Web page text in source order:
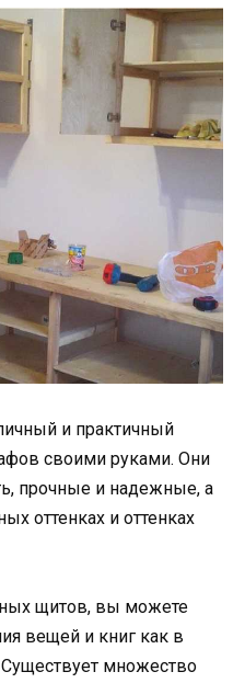
и практичный
своими руками. Они
прочные и надежные, а
оттенках и оттенках
щитов, вы можете
вещей и книг как в
множество